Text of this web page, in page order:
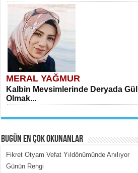
MERAL YAĞMUR
Kalbin Mevsimlerinde Deryada Gül
Olmak...
BUGÜN EN ÇOK OKUNANLAR
Fikret Otyam Vefat Yıldönümünde Anılıyor
Günün Rengi